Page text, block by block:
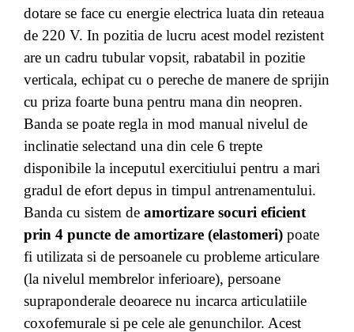
dotare se face cu energie electrica luata din reteaua
de 220 V. In pozitia de lucru acest model rezistent
are un cadru tubular vopsit, rabatabil in pozitie
verticala, echipat cu o pereche de manere de sprijin
cu priza foarte buna pentru mana din neopren.
Banda se poate regla in mod manual nivelul de
inclinatie selectand una din cele 6 trepte
disponibile la inceputul exercitiului pentru a mari
gradul de efort depus in timpul antrenamentului.
Banda cu sistem de amortizare socuri eficient
prin 4 puncte de amortizare (elastomeri) poate
fi utilizata si de persoanele cu probleme articulare
(la nivelul membrelor inferioare), persoane
supraponderale deoarece nu incarca articulatiile
coxofemurale si pe cele ale genunchilor. Acest